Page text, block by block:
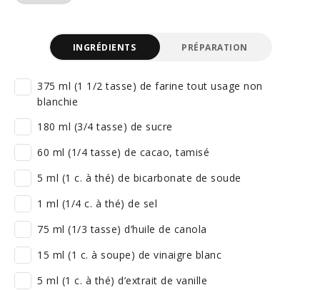
INGRÉDIENTS PRÉPARATION
375 ml (1 1/2 tasse) de farine tout usage non
blanchie
180 ml (3/4 tasse) de sucre
60 ml (1/4 tasse) de cacao, tamisé
5 ml (1 c. à thé) de bicarbonate de soude
1 ml (1/4 c. à thé) de sel
75 ml (1/3 tasse) d’huile de canola
15 ml (1 c. à soupe) de vinaigre blanc
5 ml (1 c. à thé) d’extrait de vanille